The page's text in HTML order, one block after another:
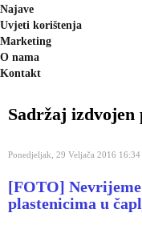
Najave
Uvjeti korištenja
Marketing
O nama
Kontakt
Sadržaj izdvojen
Ponedjeljak, 29 Veljača 2016 16:34
[FOTO]
plastenicima u